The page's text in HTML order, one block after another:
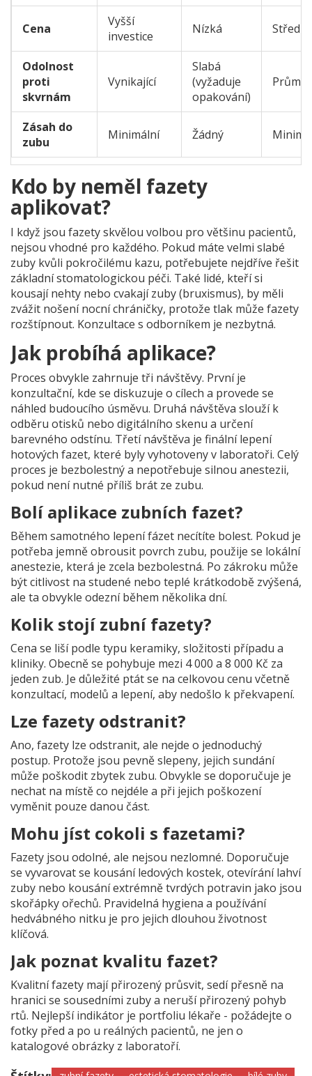
Cena
Vyšší
investice
Nízká Střední
Odolnost
proti
skvrnám
Vynikající
Slabá
(vyžaduje
opakování)
Zásah do
zubu
Minimální Žádný
Kdo by neměl fazety
aplikovat?
I když jsou fazety skvělou volbou pro většinu pacientů,
nejsou vhodné pro každého. Pokud máte velmi slabé
zuby kvůli pokročilému kazu, potřebujete nejdříve řešit
základní stomatologickou péči. Také lidé, kteří si
kousají nehty nebo cvakají zuby (bruxismus), by měli
zvážit nošení nocní chráničky, protože tlak může fazety
rozštípnout. Konzultace s odborníkem je nezbytná.
Jak probíhá aplikace?
Proces obvykle zahrnuje tři návštěvy. První je
konzultační, kde se diskuzuje o cílech a provede se
náhled budoucího úsměvu. Druhá návštěva slouží k
odběru otisků nebo digitálního skenu a určení
barevného odstínu. Třetí návštěva je finální lepení
hotových fazet, které byly vyhotoveny v laboratoři. Celý
proces je bezbolestný a nepotřebuje silnou anestezii,
pokud není nutné příliš brát ze zubu.
Bolí aplikace zubních fazet?
Během samotného lepení fázet necítíte bolest. Pokud je
potřeba jemně obrousit povrch zubu, použije se lokální
anestezie, která je zcela bezbolestná. Po zákroku může
být citlivost na studené nebo teplé krátkodobě zvýšená,
ale ta obvykle odezní během několika dní.
Kolik stojí zubní fazety?
Cena se liší podle typu keramiky, složitosti případu a
kliniky. Obecně se pohybuje mezi 4 000 a 8 000 Kč za
jeden zub. Je důležité ptát se na celkovou cenu včetně
konzultací, modelů a lepení, aby nedošlo k překvapení.
Lze fazety odstranit?
Ano, fazety lze odstranit, ale nejde o jednoduchý
postup. Protože jsou pevně slepeny, jejich sundání
může poškodit zbytek zubu. Obvykle se doporučuje je
nechat na místě co nejdéle a při jejich poškození
vyměnit pouze danou část.
Mohu jíst cokoli s fazetami?
Fazety jsou odolné, ale nejsou nezlomné. Doporučuje
se vyvarovat se kousání ledových kostek, otevírání lahví
zuby nebo kousání extrémně tvrdých potravin jako jsou
skořápky ořechů. Pravidelná hygiena a používání
hedvábného nitku je pro jejich dlouhou životnost
klíčová.
Jak poznat kvalitu fazet?
Kvalitní fazety mají přirozený průsvit, sedí přesně na
hranici se sousedními zuby a neruší přirozený pohyb
rtů. Nejlepší indikátor je portfoliu lékaře - požádejte o
fotky před a po u reálných pacientů, ne jen o
katalogové obrázky z laboratoří.